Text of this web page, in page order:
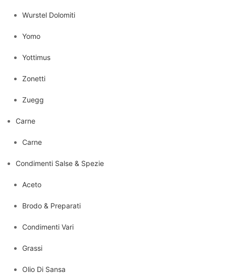
Wurstel Dolomiti
Yomo
Yottimus
Zonetti
Zuegg
Carne
Carne
Condimenti Salse & Spezie
Aceto
Brodo & Preparati
Condimenti Vari
Grassi
Olio Di Sansa